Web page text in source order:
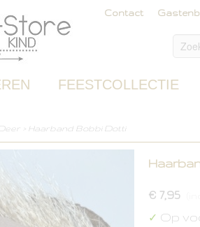
Contact
FEESTCOLLECTIE
> Haarband Bobbi Dotti
€ 7,95
✓ Op